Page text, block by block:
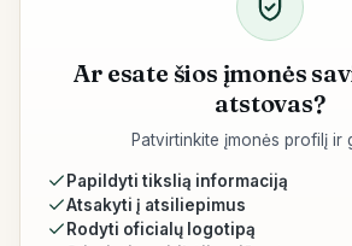
Ar esate šios įmonės
atstovas?
Patvirtinkite įmonės profilį ir
Papildyti tikslią informaciją
Atsakyti į atsiliepimus
Rodyti oficialų logotipą